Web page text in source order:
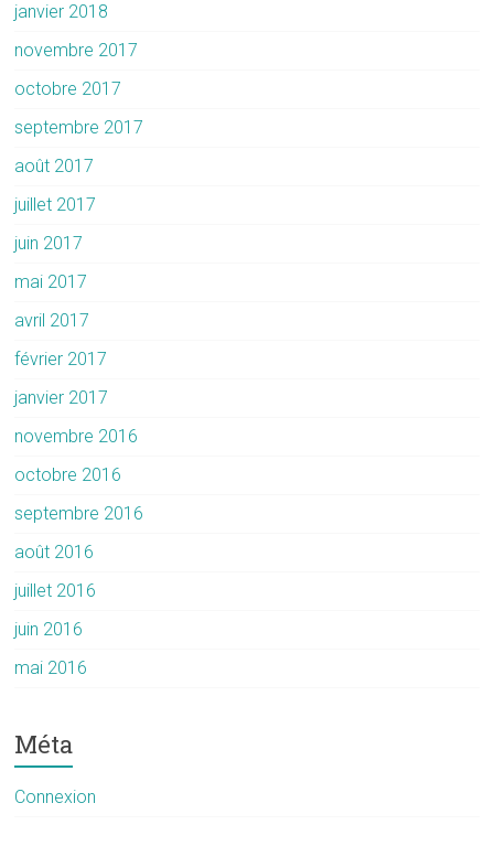
janvier 2018
novembre 2017
octobre 2017
septembre 2017
août 2017
juillet 2017
juin 2017
mai 2017
avril 2017
février 2017
janvier 2017
novembre 2016
octobre 2016
septembre 2016
août 2016
juillet 2016
juin 2016
mai 2016
Méta
Connexion